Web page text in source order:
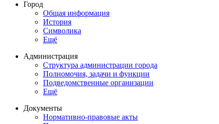
Город
Общая информация
История
Символика
Ещё
Администрация
Структура администрации города
Полномочия, задачи и функции
Подведомственные организации
Ещё
Документы
Нормативно-правовые акты